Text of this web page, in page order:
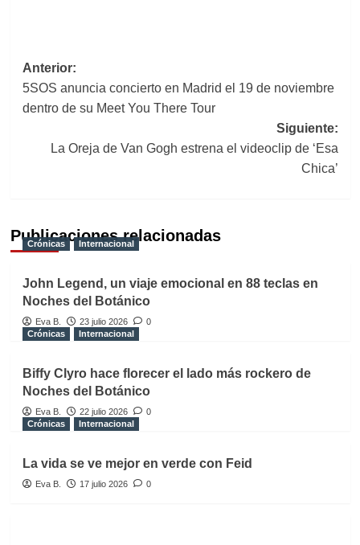
Navegación
de
Anterior:
5SOS anuncia concierto en Madrid el 19 de noviembre
dentro de su Meet You There Tour
Siguiente:
La Oreja de Van Gogh estrena el videoclip de ‘Esa
Chica’
Publicaciones relacionadas
Crónicas Internacional
John Legend, un viaje emocional en 88 teclas en
Noches del Botánico
Eva B. 23 julio 2026
0
Crónicas
Internacional
Biffy Clyro hace florecer el lado más rockero de
Noches del Botánico
Eva B. 22 julio 2026
0
Crónicas
Internacional
La vida se ve mejor en verde con Feid
Eva B. 17 julio 2026 0